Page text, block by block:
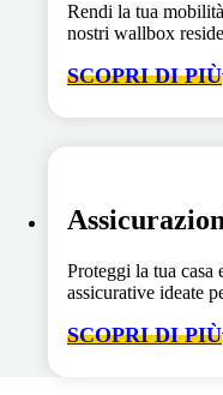
Rendi la tua
nostri wallbox
SCOPRI DI PIÙ
Proteggi la tua
assicurative ideate
SCOPRI DI PIÙ